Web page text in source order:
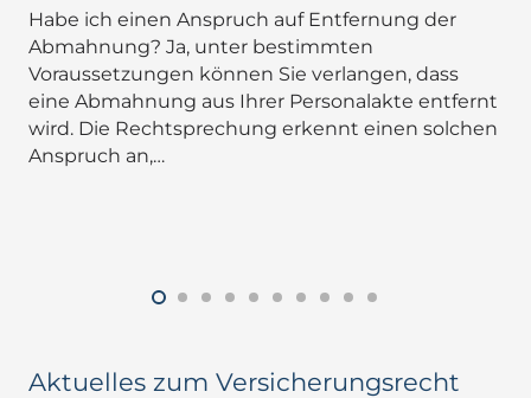
Habe ich einen Anspruch auf Entfernung der
Abmahnung? Ja, unter bestimmten
Voraussetzungen können Sie verlangen, dass
eine Abmahnung aus Ihrer Personalakte entfernt
wird. Die Rechtsprechung erkennt einen solchen
Anspruch an,…
Aktuelles zum Versicherungsrecht